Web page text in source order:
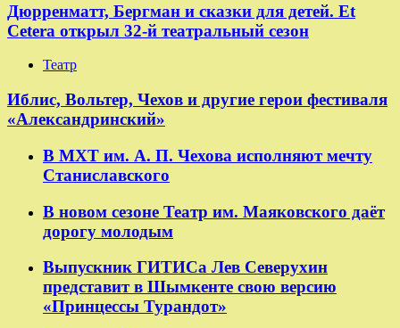
Дюрренматт, Бергман и сказки для детей. Et
Cetera открыл 32-й театральный сезон
Театр
​​Иблис, Вольтер, Чехов и другие герои фестиваля
«Александринский»
В МХТ им. А. П. Чехова исполняют мечту
Станиславского
В новом сезоне Театр им. Маяковского даёт
дорогу молодым
Выпускник ГИТИСа Лев Северухин
представит в Шымкенте свою версию
«Принцессы Турандот»